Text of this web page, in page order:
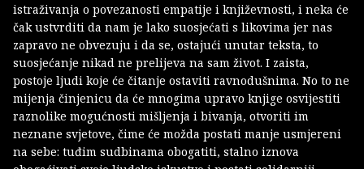
istraživanja o povezanosti empatije i književnosti, i neka će
čak ustvrditi da nam je lako suosjećati s likovima jer nas
zapravo ne obvezuju i da se, ostajući unutar teksta, to
suosjećanje nikad ne prelijeva na sam život. I zaista,
postoje ljudi koje će čitanje ostaviti ravnodušnima. No to ne
mijenja činjenicu da će mnogima upravo knjige osvijestiti
raznolike mogućnosti mišljenja i bivanja, otvoriti im
neznane svjetove, čime će možda postati manje usmjereni
na sebe: tuđim sudbinama obogatiti, stalno iznova